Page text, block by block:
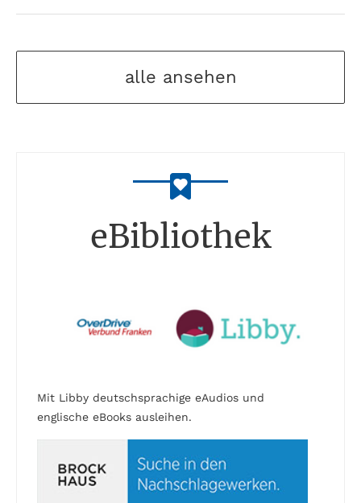
alle ansehen
eBibliothek
Mit Libby deutschsprachige eAudios und
englische eBooks ausleihen.